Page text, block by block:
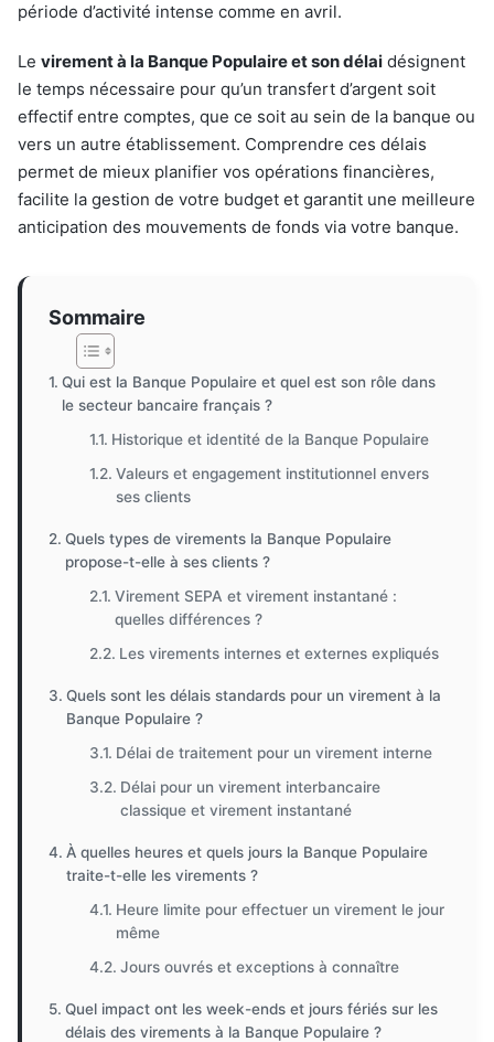
période d’activité intense comme en avril.
Le virement à la Banque Populaire et son délai désignent
le temps nécessaire pour qu’un transfert d’argent soit
effectif entre comptes, que ce soit au sein de la banque ou
vers un autre établissement. Comprendre ces délais
permet de mieux planifier vos opérations financières,
facilite la gestion de votre budget et garantit une meilleure
anticipation des mouvements de fonds via votre banque.
Sommaire
Qui est la Banque Populaire et quel est son rôle dans
le secteur bancaire français ?
Historique et identité de la Banque Populaire
Valeurs et engagement institutionnel envers
ses clients
Quels types de virements la Banque Populaire
propose-t-elle à ses clients ?
Virement SEPA et virement instantané :
quelles différences ?
Les virements internes et externes expliqués
Quels sont les délais standards pour un virement à la
Banque Populaire ?
Délai de traitement pour un virement interne
Délai pour un virement interbancaire
classique et virement instantané
À quelles heures et quels jours la Banque Populaire
traite-t-elle les virements ?
Heure limite pour effectuer un virement le jour
même
Jours ouvrés et exceptions à connaître
Quel impact ont les week-ends et jours fériés sur les
délais des virements à la Banque Populaire ?